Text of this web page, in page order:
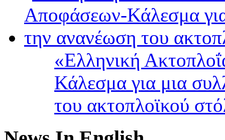
«Ελληνική
Κάλεσμα για μια
του ακτοπλοϊκού